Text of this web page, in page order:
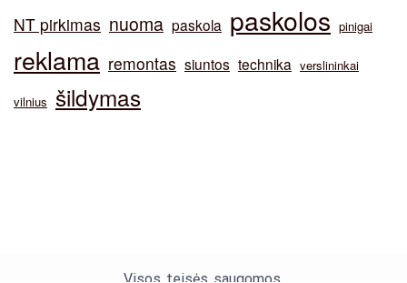
NT pirkimas nuoma paskola paskolos pinigai
reklama remontas siuntos technika verslininkai
vilnius šildymas
Visos teisės saugomos.